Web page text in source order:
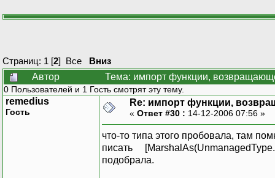
Страниц: 1 [2] Все
Вниз
Автор
Тема: импорт функции,
0 Пользователей и 1 Гость смотрят эту тему.
remedius
Гость
Re: импорт функции,
« Ответ #30 : 14-12-2006 07:56 »
что-то типа этого пробовала, там
писать
подобрала.